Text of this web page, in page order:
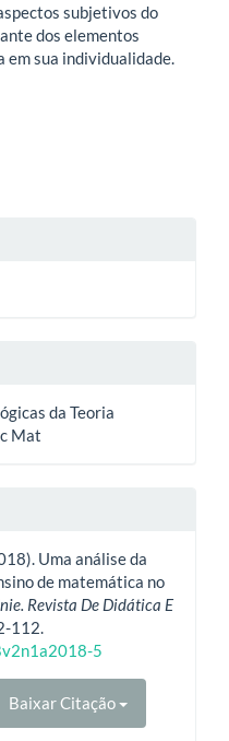
subjetivos do
dos elementos
sua individualidade.
da Teoria
Mat
Uma análise da
de matemática no
Revista De Didática E
112.
5
Baixar Citação